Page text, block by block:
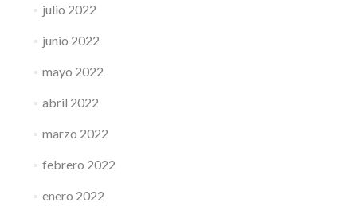
julio 2022
junio 2022
mayo 2022
abril 2022
marzo 2022
febrero 2022
enero 2022